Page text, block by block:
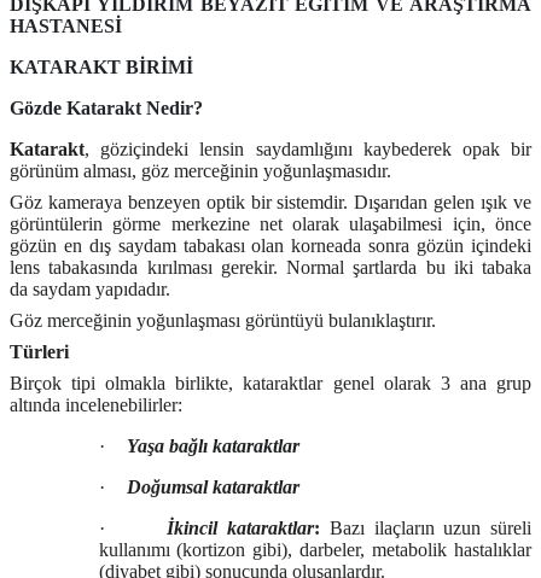
DIŞKAPI YILDIRIM BEYAZIT EĞİTİM VE ARAŞTIRMA
HASTANESİ
KATARAKT BİRİMİ
Gözde Katarakt Nedir?
Katarakt, göziçindeki
lensin saydamlığını kaybederek opak bir
görünüm alması, göz merceğinin yoğunlaşmasıdır.
Göz kameraya benzeyen optik bir sistemdir. Dışarıdan gelen ışık ve
görüntülerin görme merkezine net olarak ulaşabilmesi için, önce
gözün en dış saydam tabakası olan korneada sonra gözün içindeki
lens tabakasında kırılması gerekir. Normal şartlarda bu iki tabaka
da saydam yapıdadır.
Göz merceğinin yoğunlaşması görüntüyü bulanıklaştırır.
Türleri
Birçok tipi olmakla birlikte, kataraktlar genel olarak 3 ana grup
altında incelenebilirler:
·
Yaşa bağlı kataraktlar
·
Doğumsal kataraktlar
·
İkincil kataraktlar: Bazı ilaçların uzun süreli
kullanımı (kortizon gibi), darbeler, metabolik hastalıklar
(diyabet gibi) sonucunda oluşanlardır.